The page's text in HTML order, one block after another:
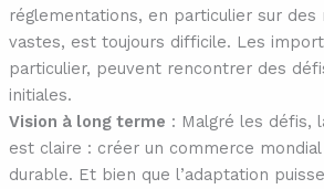
réglementations, en particulier sur des
vastes, est toujours difficile. Les
particulier, peuvent rencontrer des
initiales.
Vision à long terme : Malgré les défis,
est claire : créer un commerce
durable. Et bien que l’adaptation